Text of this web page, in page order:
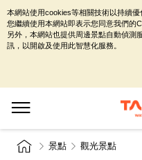
景點 觀光景點
本網站使用cookies等相關技術以持續
您繼續使用本網站即表示您同意我們的
另外，本網站也提供周邊景點自動偵測
訊，以開啟及使用此智慧化服務。